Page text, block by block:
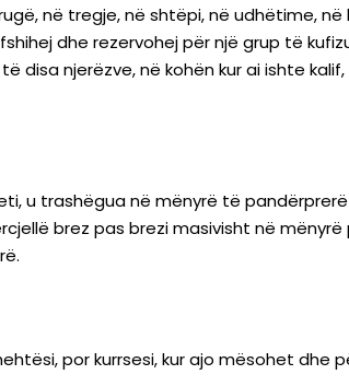
në tregje, në shtëpi, në udhëtime,
dhe rezervohej për një grup të
njerëzve, në kohën kur ai ishte
u trashëgua në mënyrë të
brez pas brezi masivisht në
por kurrsesi, kur ajo mësohet dhe